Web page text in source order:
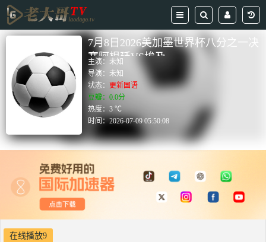
7月8日2026美加墨世界杯八分之一决
赛阿根廷VS埃及
主演： 未知
导演：未知
状态： 更新国语
豆瓣：0.0分
热度：3 ℃
时间：2026-07-09 05:50:08
在线播放9